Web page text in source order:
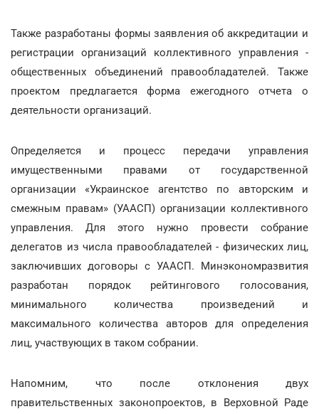
Также разработаны формы заявления об аккредитации и
регистрации организаций коллективного управления -
общественных объединений правообладателей. Также
проектом предлагается форма ежегодного отчета о
деятельности организаций.
Определяется и процесс передачи управления
имущественными правами от государственной
организации «Украинское агентство по авторским и
смежным правам» (УААСП) организации коллективного
управления. Для этого нужно провести собрание
делегатов из числа правообладателей - физических лиц,
заключивших договоры с УААСП. Минэкономразвития
разработан порядок рейтингового голосования,
минимального количества произведений и
максимального количества авторов для определения
лиц, участвующих в таком собрании.
Напомним, что после отклонения двух
правительственных законопроектов, в Верховной Раде